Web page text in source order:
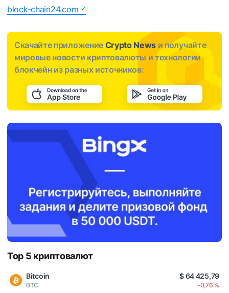
block-chain24.com
Скачайте приложение Crypto News и получайте
мировые новости криптовалюты и технологии
блокчейн из разных источников:
Top 5 криптовалют
Bitcoin
BTC
$ 64 425,79
-0,76 %